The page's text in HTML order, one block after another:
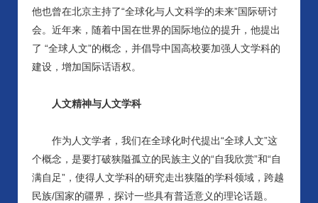
他也曾在北京主持了“全球化与人文科学的未来”国际研讨
会。近年来，随着中国在世界的国际地位的提升，他提出
了 “全球人文”的概念，并倡导中国高校要加强人文学科的
建设，增加国际话语权。
人文精神与人文学科
作为人文学者，我们在全球化时代提出“全球人文”这
个概念，是要打破狭隘孤立的民族主义的“自我欣赏”和“自
满自足”，使得人文学科的研究走出狭隘的学科领域，跨越
民族/国家的疆界，探讨一些具有普适意义的理论话题。